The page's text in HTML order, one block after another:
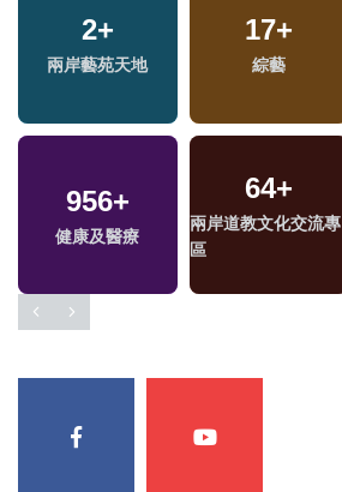
2+
兩岸藝苑天地
17+
綜藝
956+
健康及醫療
64+
兩岸道教文化交流專
區
1918
政治
127+
美食
19+
演唱會
836+
財經及消費